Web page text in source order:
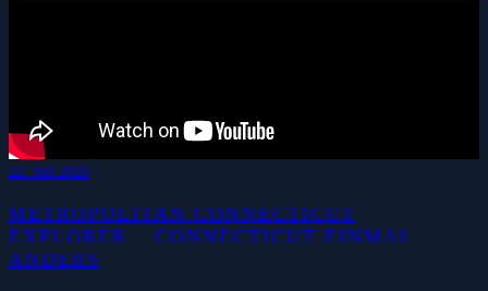
22. Juli 2026
METROPOLITAN CONNECTICUT
EXPLORER – CONNECTICUT EINMAL
ANDERS